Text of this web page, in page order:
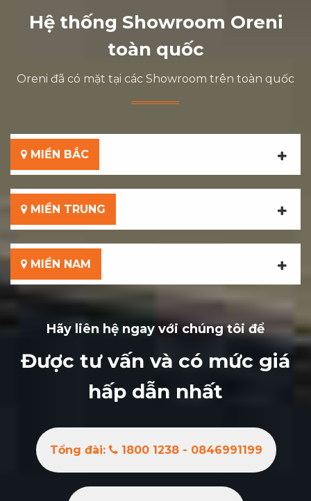
Hệ thống Showroom Oreni
toàn quốc
Oreni đã có mặt tại các Showroom trên toàn quốc
MIỀN BẮC
MIỀN TRUNG
MIỀN NAM
Hãy liên hệ ngay với chúng tôi để
Được tư vấn và có mức giá
hấp dẫn nhất
Tổng đài: 1800 1238 - 0846991199